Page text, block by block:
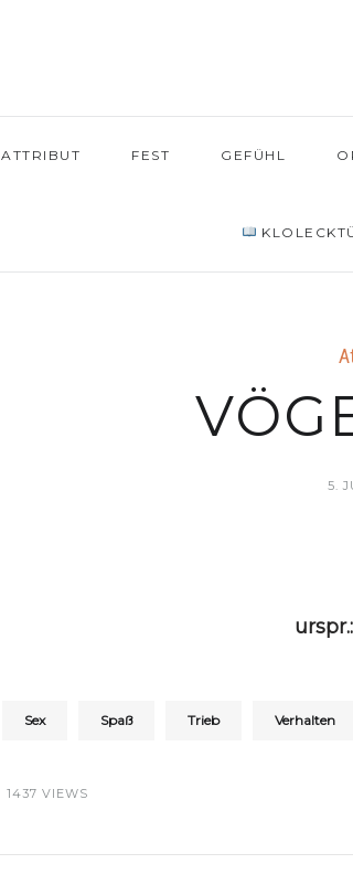
ATTRIBUT FEST GEFÜHL
5.
urspr.:
Sex Spaß Trieb Verhalten
1437 VIEWS